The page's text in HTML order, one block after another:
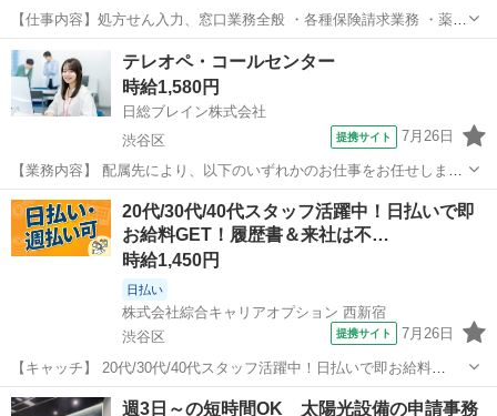
【仕事内容】処方せん入力、窓口業務全般 ・各種保険請求業務 ・薬剤
師サポート業務など 在宅業務対応のため配達業務あり 従事すべき業務
の変更の範囲なし 就業場所の変更の範囲なし 雇用期間の定めなし
【経験・資格】<応募要件> 基本的...
アルバイト・パート
テレオペ・コールセンター
時給1,580円
日総ブレイン株式会社
渋谷区
提携サイト 7月26日
【業務内容】 配属先により、以下のいずれかのお仕事をお任せしま
す！ ■アウトバウンド：FP無料サービスのご案内 ■アポイント業務：
営業担当との面談日時の調整・ご案内 ■インバウンド：資料請求やお
問合せの受付対応 ■許諾取得業...
東京 渋谷区 電話対応
20代/30代/40代スタッフ活躍中！日払いで即
お給料GET！履歴書＆来社は不…
時給1,450円
日払い
株式会社綜合キャリアオプション 西新宿
渋谷区
提携サイト 7月26日
【キャッチ】 20代/30代/40代スタッフ活躍中！日払いで即お給料
GET！履歴書＆来社は不要！自宅で完結WEB応募！高時給1450円！郵
便物のデータ入力/問合せ対応！渋谷駅エリア 【コメント】 ＼★☆大
東京 渋谷区 その他
週3日～の短時間OK 太陽光設備の申請事務